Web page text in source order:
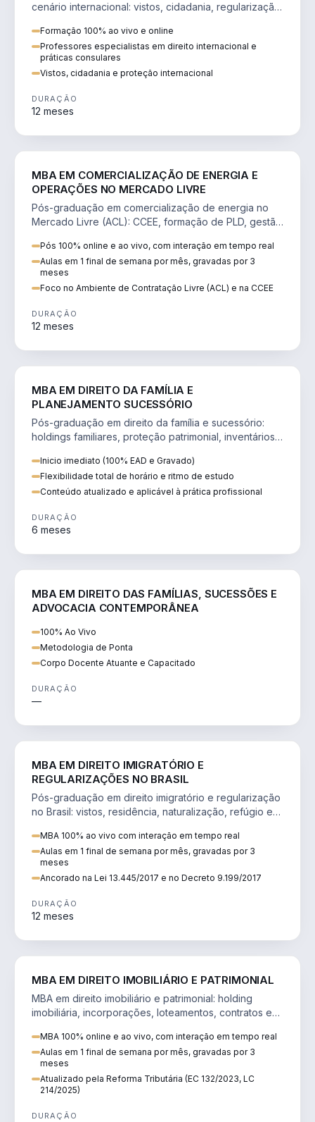
cenário internacional: vistos, cidadania, regularização
Formação 100% ao vivo e online
Professores especialistas em direito internacional e
práticas consulares
Vistos, cidadania e proteção internacional
DURAÇÃO
12 meses
MBA EM COMERCIALIZAÇÃO DE ENERGIA E
OPERAÇÕES NO MERCADO LIVRE
Pós-graduação em comercialização de energia no
Mercado Livre (ACL): CCEE, formação de PLD, gestão
Pós 100% online e ao vivo, com interação em tempo real
Aulas em 1 final de semana por mês, gravadas por 3
meses
Foco no Ambiente de Contratação Livre (ACL) e na CCEE
DURAÇÃO
12 meses
MBA EM DIREITO DA FAMÍLIA E
PLANEJAMENTO SUCESSÓRIO
Pós-graduação em direito da família e sucessório:
holdings familiares, proteção patrimonial, inventários
Inicio imediato (100% EAD e Gravado)
Flexibilidade total de horário e ritmo de estudo
Conteúdo atualizado e aplicável à prática profissional
DURAÇÃO
6 meses
MBA EM DIREITO DAS FAMÍLIAS, SUCESSÕES E
ADVOCACIA CONTEMPORÂNEA
100% Ao Vivo
Metodologia de Ponta
Corpo Docente Atuante e Capacitado
DURAÇÃO
—
MBA EM DIREITO IMIGRATÓRIO E
REGULARIZAÇÕES NO BRASIL
Pós-graduação em direito imigratório e regularização
no Brasil: vistos, residência, naturalização, refúgio e
MBA 100% ao vivo com interação em tempo real
Aulas em 1 final de semana por mês, gravadas por 3
meses
Ancorado na Lei 13.445/2017 e no Decreto 9.199/2017
DURAÇÃO
12 meses
MBA EM DIREITO IMOBILIÁRIO E PATRIMONIAL
MBA em direito imobiliário e patrimonial: holding
imobiliária, incorporações, loteamentos, contratos e
MBA 100% online e ao vivo, com interação em tempo real
Aulas em 1 final de semana por mês, gravadas por 3
meses
Atualizado pela Reforma Tributária (EC 132/2023, LC
214/2025)
DURAÇÃO